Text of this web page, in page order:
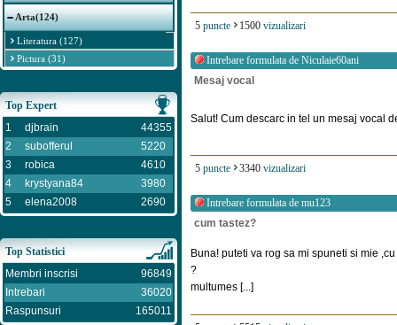
Arta(124)
Literatura (127)
Pictura (31)
Top Expert
1
djbrain
44355
2
subofferul
5220
3
robica
4610
4
krystyana84
3980
5
elena2008 2690
Top Statistici
Membri inscrisi
96849
Intrebari
36020
Raspunsuri
165011
5 puncte 1500 vizualizari
Intrebare formulata de Niculaie60ani
Mesaj vocal
Salut! Cum descarc in tel un mesaj vocal
5 puncte 3340 vizualizari
Intrebare formulata de mu123
cum tastez?
Buna! puteti va rog sa mi spuneti si mie
?
multumes [...]